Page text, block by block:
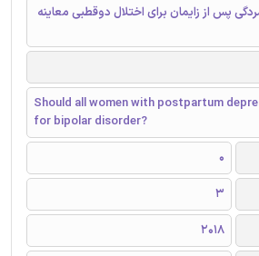
پس از زایمان برای اختلال دوقطبی معاینه
Should all women with postpartum
for bipolar disorder?
0
3
2018